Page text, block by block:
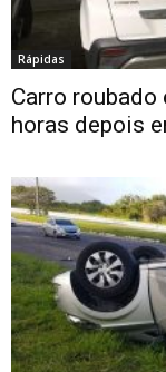
Rápidas
Carro roubado
horas depois